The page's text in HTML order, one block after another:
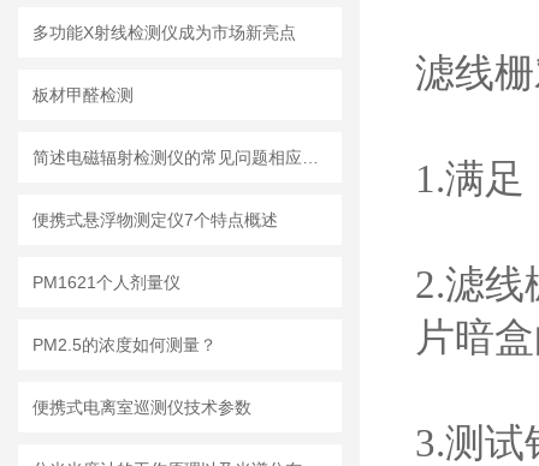
多功能X射线检测仪成为市场新亮点
板材甲醛检测
便携式悬浮物测定仪7个特点概述
PM1621个人剂量仪
PM2.5的浓度如何测量？
便携式电离室巡测仪技术参数
滤线
1.满足
2.滤线
片暗
3.测试